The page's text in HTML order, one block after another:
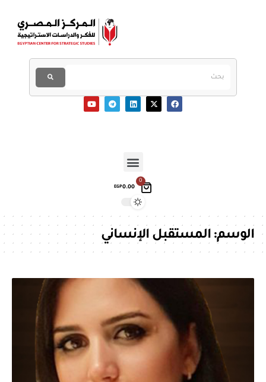
0
EGP0.00
الوسم:المستقبل الإنساني